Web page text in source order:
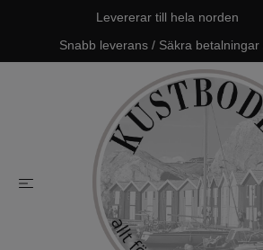
Levererar till hela norden
Snabb leverans / Säkra